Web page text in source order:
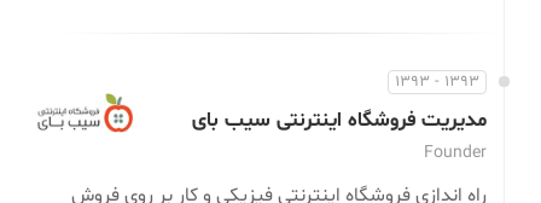
1393 - 1393
مدیریت فروشگاه اینترنتی سیب بای
Founder
راه اندازی فروشگاه اینترنتی فیزیکی و کار بر روی فروش